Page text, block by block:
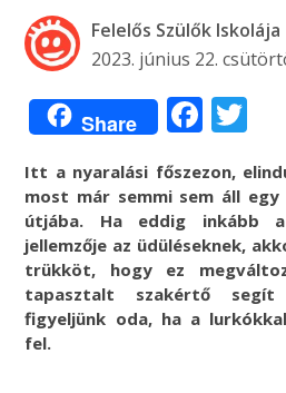
Felelős Szülők Iskolája
2023. június 22.
Share
Itt a nyaralási főszezon,
most már semmi sem áll egy
útjába. Ha eddig inkább
jellemzője az üdüléseknek,
trükköt, hogy ez
tapasztalt szakértő
figyeljünk oda, ha a
fel.